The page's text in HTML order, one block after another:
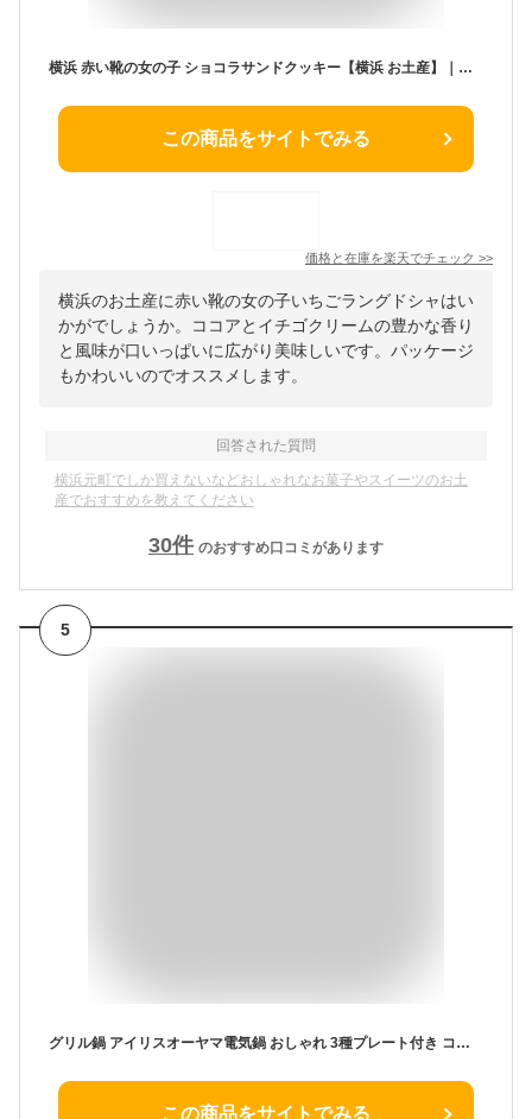
横浜 赤い靴の女の子 ショコラサンドクッキー【横浜 お土産】｜チョコサンド クッキー ガレット ショートブレッド お菓子 洋菓子 神奈川土産 おみやげ 横浜土産 お取り寄せ 手土産 贈り物 ギフト
この商品をサイトでみる
価格と在庫を楽天でチェック >>
横浜のお土産に赤い靴の女の子いちごラングドシャはい
かがでしょうか。ココアとイチゴクリームの豊かな香り
と風味が口いっぱいに広がり美味しいです。パッケージ
もかわいいのでオススメします。
回答された質問
横浜元町でしか買えないなどおしゃれなお菓子やスイーツのお土
産でおすすめを教えてください
30件 のおすすめ口コミがあります
5
グリル鍋 アイリスオーヤマ電気鍋 おしゃれ 3種プレート付き コンパクト 鍋 サーモスタット 深型プレート たこ焼き 焼肉 電気グリル鍋 小型鍋 電気なべ ホットプレート ライトグレー オレンジ IGU-P3-H/D 送料無料 【UP】 【NX】[LP]
この商品をサイトでみる